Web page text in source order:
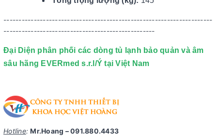
---------------------------------------------------------------------
--------------------------------------------------
Đại Diện phân phối các dòng tủ lạnh bảo quản và âm
sâu hãng EVERmed s.r.l/Ý tại Việt Nam
Hotline: Mr.Hoang – 091.880.4433